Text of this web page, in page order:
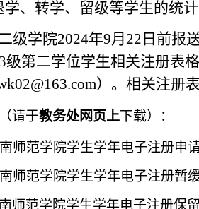
学、转学、留级等学生的统
级学院2024年9月 22 日前报
级第二学位学生相关注册表
）。相关注册
请于教务处网页上下载）：
师范学院学生学年电子注册申
师范学院学生学年电子注册暂
师范学院学生学年电子注册保